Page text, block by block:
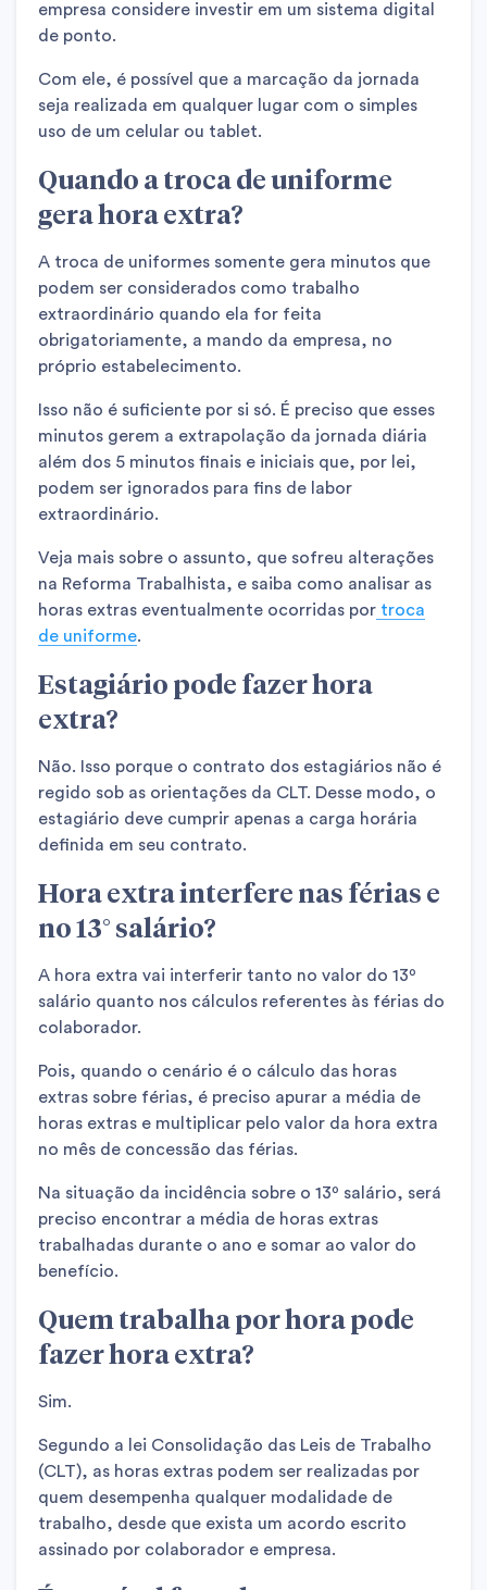
empresa considere investir em um sistema digital
de ponto.
Com ele, é possível que a marcação da jornada
seja realizada em qualquer lugar com o simples
uso de um celular ou tablet.
Quando a troca de uniforme
gera hora extra?
A troca de uniformes somente gera minutos que
podem ser considerados como trabalho
extraordinário quando ela for feita
obrigatoriamente, a mando da empresa, no
próprio estabelecimento.
Isso não é suficiente por si só. É preciso que esses
minutos gerem a extrapolação da jornada diária
além dos 5 minutos finais e iniciais que, por lei,
podem ser ignorados para fins de labor
extraordinário.
Veja mais sobre o assunto, que sofreu alterações
na Reforma Trabalhista, e saiba como analisar as
horas extras eventualmente ocorridas por troca
de uniforme.
Estagiário pode fazer hora
extra?
Não. Isso porque o contrato dos estagiários não é
regido sob as orientações da CLT. Desse modo, o
estagiário deve cumprir apenas a carga horária
definida em seu contrato.
Hora extra interfere nas férias e
no 13° salário?
A hora extra vai interferir tanto no valor do 13º
salário quanto nos cálculos referentes às férias do
colaborador.
Pois, quando o cenário é o cálculo das horas
extras sobre férias, é preciso apurar a média de
horas extras e multiplicar pelo valor da hora extra
no mês de concessão das férias.
Na situação da incidência sobre o 13º salário, será
preciso encontrar a média de horas extras
trabalhadas durante o ano e somar ao valor do
benefício.
Quem trabalha por hora pode
fazer hora extra?
Sim.
Segundo a lei Consolidação das Leis de Trabalho
(CLT), as horas extras podem ser realizadas por
quem desempenha qualquer modalidade de
trabalho, desde que exista um acordo escrito
assinado por colaborador e empresa.